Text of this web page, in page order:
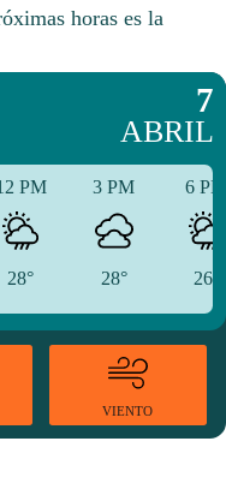
horas es la
7
ABRIL
PM
28°
3 PM
28°
6
26°
VIENTO